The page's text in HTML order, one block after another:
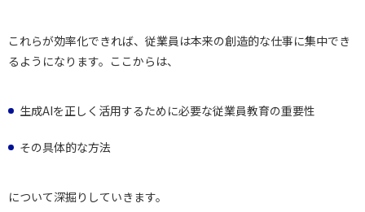
これらが効率化できれば、従業員は本来の創造的な仕事に集中でき
るようになります。ここからは、
生成AIを正しく活用するために必要な従業員教育の重要性
その具体的な方法
について深掘りしていきます。